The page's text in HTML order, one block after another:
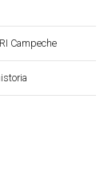
Campeche